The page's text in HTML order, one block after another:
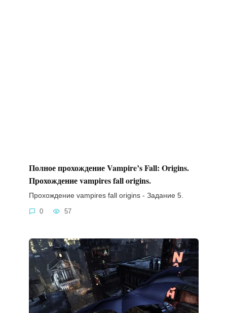
Полное прохождение Vampire’s Fall: Origins.
Прохождение vampires fall origins.
Прохождение vampires fall origins - Задание 5.
0 57